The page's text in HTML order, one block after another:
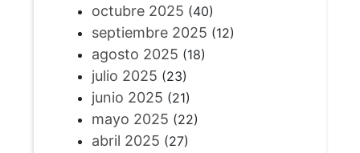
octubre 2025 (40)
septiembre 2025 (12)
agosto 2025 (18)
julio 2025 (23)
junio 2025 (21)
mayo 2025 (22)
abril 2025 (27)